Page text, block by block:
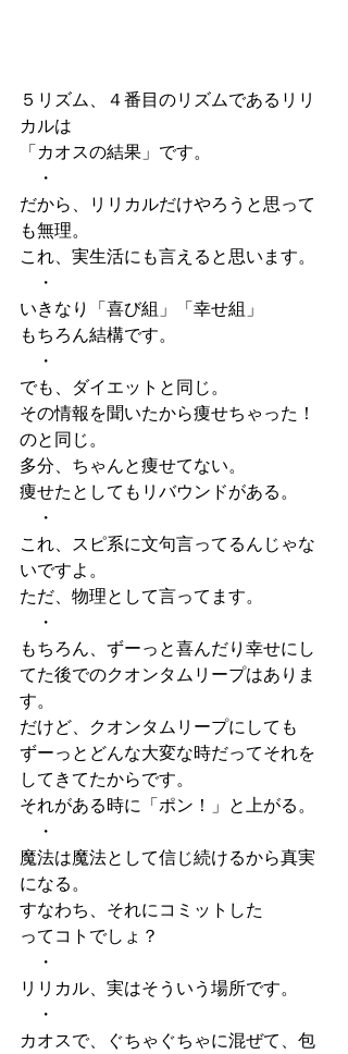
５リズム、４番目のリズムであるリリ
カルは
「カオスの結果」です。
・
だから、リリカルだけやろうと思って
も無理。
これ、実生活にも言えると思います。
・
いきなり「喜び組」「幸せ組」
もちろん結構です。
・
でも、ダイエットと同じ。
その情報を聞いたから痩せちゃった！
のと同じ。
多分、ちゃんと痩せてない。
痩せたとしてもリバウンドがある。
・
これ、スピ系に文句言ってるんじゃな
いですよ。
ただ、物理として言ってます。
・
もちろん、ずーっと喜んだり幸せにし
てた後でのクオンタムリープはありま
す。
だけど、クオンタムリープにしても
ずーっとどんな大変な時だってそれを
してきてたからです。
それがある時に「ポン！」と上がる。
・
魔法は魔法として信じ続けるから真実
になる。
すなわち、それにコミットした
ってコトでしょ？
・
リリカル、実はそういう場所です。
・
カオスで、ぐちゃぐちゃに混ぜて、包